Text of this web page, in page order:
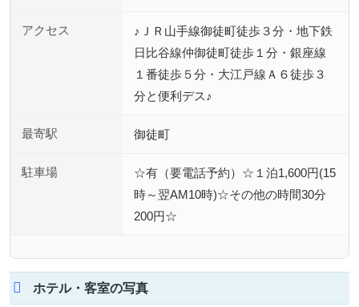
アクセス
♪ＪＲ山手線御徒町徒歩３分・地下鉄
日比谷線仲御徒町徒歩１分・銀座線
１番徒歩５分・大江戸線Ａ６徒歩３
分と便利デス♪
最寄駅 御徒町
駐車場
☆有（要電話予約）☆１泊1,600円(15
時～翌AM10時)☆その他の時間30分
200円☆
ホテル・客室の写真